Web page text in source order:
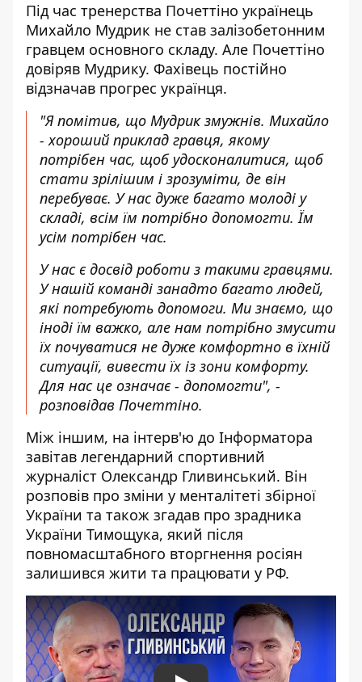
Під час тренерства Почеттіно українець
Михайло Мудрик не став залізобетонним
гравцем основного складу. Але Почеттіно
довіряв Мудрику. Фахівець постійно
відзначав прогрес українця.
"Я помітив, що Мудрик змужнів. Михайло
- хороший приклад гравця, якому
потрібен час, щоб удосконалитися, щоб
стати зрілішим і зрозуміти, де він
перебуває. У нас дуже багато молоді у
складі, всім їм потрібно допомогти. Їм
усім потрібен час.
У нас є досвід роботи з такими гравцями.
У нашій команді занадто багато людей,
які потребують допомоги. Ми знаємо, що
іноді їм важко, але нам потрібно змусити
їх почуватися не дуже комфортно в їхній
ситуації, вивести їх із зони комфорту.
Для нас це означає - допомогти", -
розповідав Почеттіно.
Між іншим, на інтерв'ю до Інформатора
завітав легендарний спортивний
журналіст Олександр Гливинський. Він
розповів про зміни у менталітеті збірної
України та також згадав про зрадника
України Тимощука, який після
повномасштабного вторгнення росіян
залишився жити та працювати у РФ.